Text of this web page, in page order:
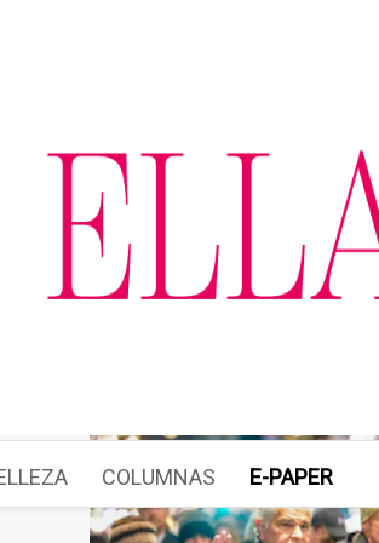
COLUMNAS E-PAPER